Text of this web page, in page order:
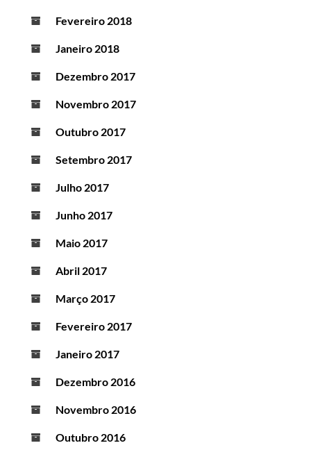
Fevereiro 2018
Janeiro 2018
Dezembro 2017
Novembro 2017
Outubro 2017
Setembro 2017
Julho 2017
Junho 2017
Maio 2017
Abril 2017
Março 2017
Fevereiro 2017
Janeiro 2017
Dezembro 2016
Novembro 2016
Outubro 2016